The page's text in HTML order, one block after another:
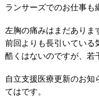
ランサーズでのお仕事も
左胸の痛みはまだありま
前回よりも長引いている
酷くはないのですが、若
自立支援医療更新のお知
てはです。